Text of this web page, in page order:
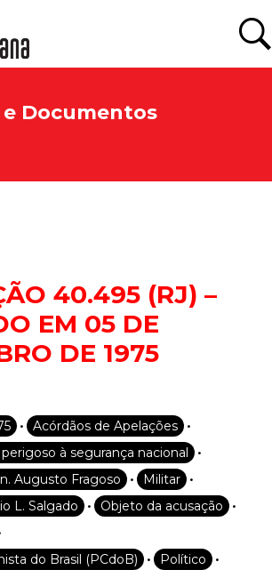
Documentos
40.495 (RJ) –
EM 05 DE
DE 1975
• Acórdãos de Apelações •
à segurança nacional •
Augusto Fragoso • Militar •
L. Salgado • Objeto da acusação •
do Brasil (PCdoB) • Político •